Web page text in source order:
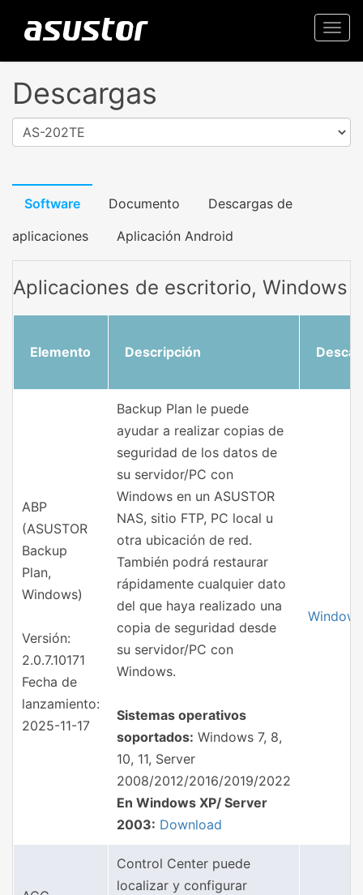
Descargas
AS-202TE
Software Documento
Descargas de
aplicaciones
Aplicación Android
Aplicaciones de escritorio, Windows
Elemento Descripción
ABP
(ASUSTOR
Backup
Plan,
Windows)
Versión:
2.0.7.10171
Fecha de
lanzamiento:
2025-11-17
Backup Plan le puede
ayudar a realizar copias de
seguridad de los datos de
su servidor/PC con
Windows en un ASUSTOR
NAS, sitio FTP, PC local u
otra ubicación de red.
También podrá restaurar
rápidamente cualquier dato
del que haya realizado una
copia de seguridad desde
su servidor/PC con
Windows.
Sistemas operativos
soportados: Windows 7, 8,
10, 11, Server
2008/2012/2016/2019/2022
En Windows XP/ Server
2003: Download
Windows
Control Center puede
localizar y configurar